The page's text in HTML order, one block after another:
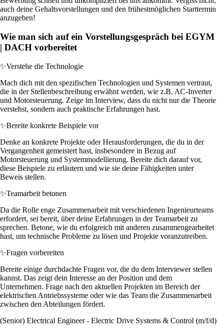
auch deine Gehaltsvorstellungen und den frühestmöglichen Starttermin
anzugeben!
Wie man sich auf ein Vorstellungsgespräch bei EGYM
| DACH vorbereitet
✨Verstehe die Technologie
Mach dich mit den spezifischen Technologien und Systemen vertraut,
die in der Stellenbeschreibung erwähnt werden, wie z.B. AC-Inverter
und Motorsteuerung. Zeige im Interview, dass du nicht nur die Theorie
verstehst, sondern auch praktische Erfahrungen hast.
✨Bereite konkrete Beispiele vor
Denke an konkrete Projekte oder Herausforderungen, die du in der
Vergangenheit gemeistert hast, insbesondere in Bezug auf
Motorsteuerung und Systemmodellierung. Bereite dich darauf vor,
diese Beispiele zu erläutern und wie sie deine Fähigkeiten unter
Beweis stellen.
✨Teamarbeit betonen
Da die Rolle enge Zusammenarbeit mit verschiedenen Ingenieurteams
erfordert, sei bereit, über deine Erfahrungen in der Teamarbeit zu
sprechen. Betone, wie du erfolgreich mit anderen zusammengearbeitet
hast, um technische Probleme zu lösen und Projekte voranzutreiben.
✨Fragen vorbereiten
Bereite einige durchdachte Fragen vor, die du dem Interviewer stellen
kannst. Das zeigt dein Interesse an der Position und dem
Unternehmen. Frage nach den aktuellen Projekten im Bereich der
elektrischen Antriebssysteme oder wie das Team die Zusammenarbeit
zwischen den Abteilungen fördert.
(Senior) Electrical Engineer - Electric Drive Systems & Control (m/f/d)